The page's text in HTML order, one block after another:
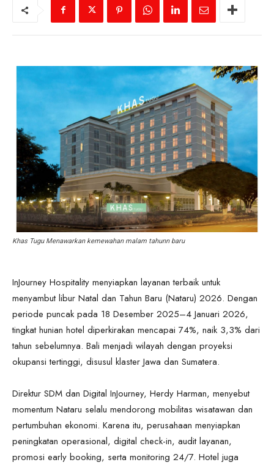
Khas Tugu Menawarkan kemewahan malam tahunn baru
InJourney Hospitality menyiapkan layanan terbaik untuk
menyambut libur Natal dan Tahun Baru (Nataru) 2026. Dengan
periode puncak pada 18 Desember 2025–4 Januari 2026,
tingkat hunian hotel diperkirakan mencapai 74%, naik 3,3% dari
tahun sebelumnya. Bali menjadi wilayah dengan proyeksi
okupansi tertinggi, disusul klaster Jawa dan Sumatera.
Direktur SDM dan Digital InJourney, Herdy Harman, menyebut
momentum Nataru selalu mendorong mobilitas wisatawan dan
pertumbuhan ekonomi. Karena itu, perusahaan menyiapkan
peningkatan operasional, digital check-in, audit layanan,
promosi early booking, serta monitoring 24/7. Hotel juga